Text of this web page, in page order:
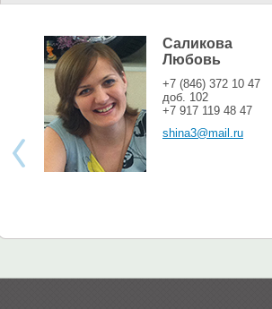
Саликова
Любовь
+7 (846) 372 10 47
доб. 102
+7 917 119 48 47
shina3@mail.ru